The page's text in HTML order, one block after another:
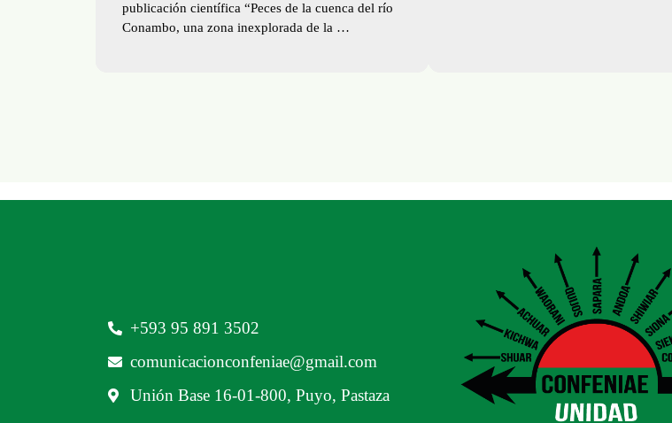
publicación científica “Peces de la cuenca del río
Conambo, una zona inexplorada de la …
‪+593 95 891 3502‬
comunicacionconfeniae@gmail.com
Unión Base 16-01-800, Puyo, Pastaza